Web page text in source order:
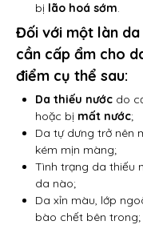
bị lão hoá sớm.
Đối với một làn
cần cấp ẩm cho
điểm cụ thể sau:
Da thiếu nước do
hoặc bị mất nước;
Da tự dưng trở nên
kém mịn màng;
Tình trạng da thiếu
da nào;
Da xỉn màu, lớp
bào chết bên trong;